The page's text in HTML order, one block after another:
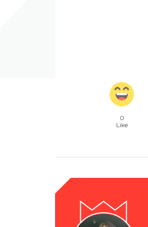
0
Like